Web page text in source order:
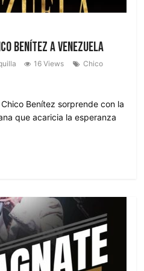
Benítez a Venezuela
16 Views
Chico
Benítez sorprende con la
que acaricia la esperanza